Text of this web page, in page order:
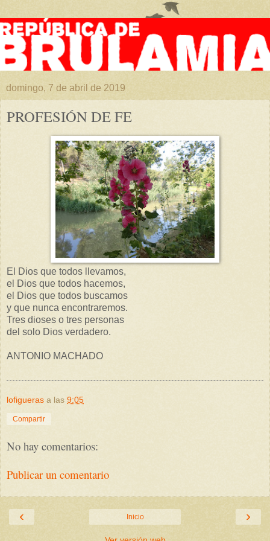
domingo, 7 de abril de 2019
PROFESIÓN DE FE
El Dios que todos llevamos,
el Dios que todos hacemos,
el Dios que todos buscamos
y que nunca encontraremos.
Tres dioses o tres personas
del solo Dios verdadero.
ANTONIO MACHADO
lofigueras a las 9:05
Compartir
No hay comentarios:
Publicar un comentario
‹ ›
Inicio